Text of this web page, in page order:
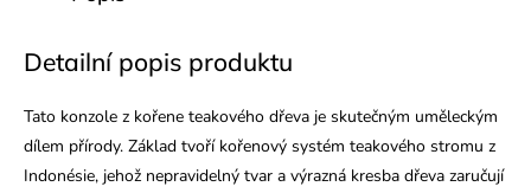
Detailní popis produktu
Tato konzole z kořene teakového dřeva je skutečným uměleckým
dílem přírody. Základ tvoří kořenový systém teakového stromu z
Indonésie, jehož nepravidelný tvar a výrazná kresba dřeva zaručují